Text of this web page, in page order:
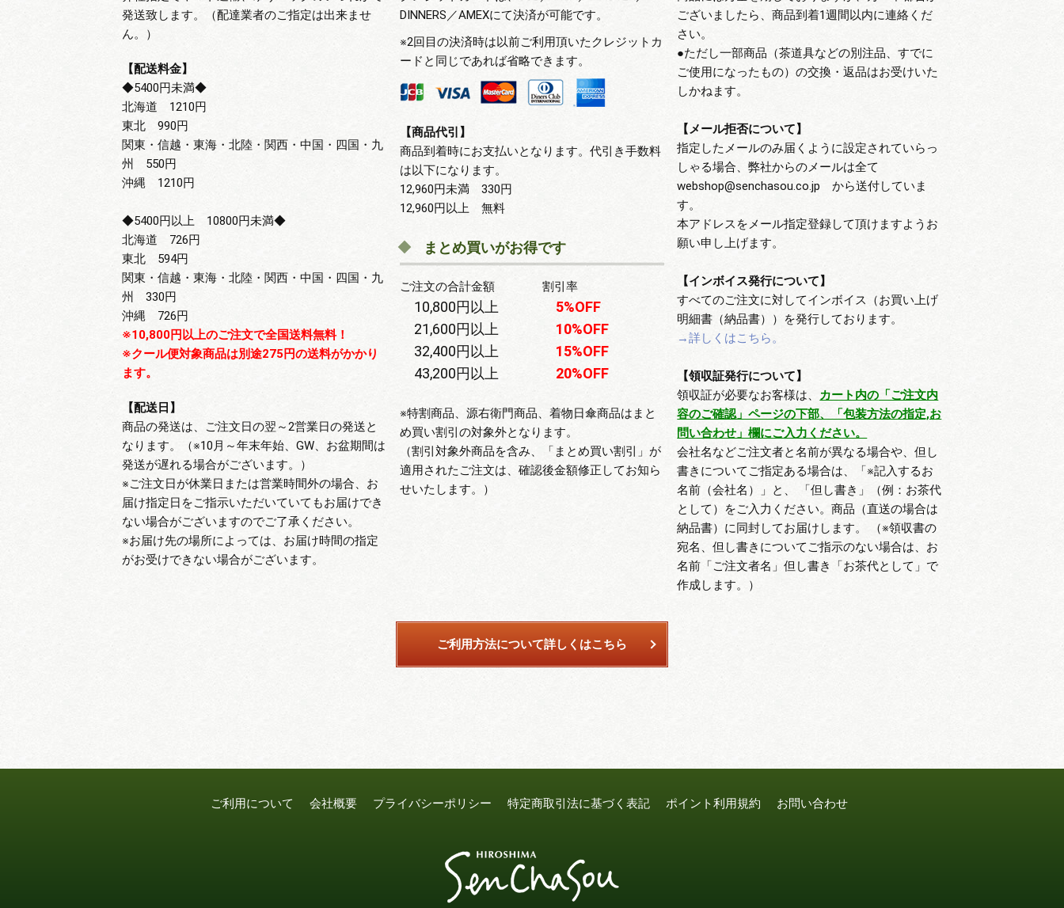
発送致します。（配達業者のご指定は出来ませ
ん。）
【配送料金】
◆5400円未満◆
北海道 1210円
東北 990円
関東・信越・東海・北陸・関西・中国・四国・九
州 550円
沖縄 1210円
◆5400円以上 10800円未満◆
北海道 726円
東北 594円
関東・信越・東海・北陸・関西・中国・四国・九
州 330円
沖縄 726円
※10,800円以上のご注文で全国送料無料！
※クール便対象商品は別途275円の送料がかかり
ます。
【配送日】
商品の発送は、ご注文日の翌～2営業日の発送と
なります。（※10月～年末年始、GW、お盆期間は
発送が遅れる場合がございます。）
※ご注文日が休業日または営業時間外の場合、お
届け指定日をご指示いただいていてもお届けでき
ない場合がございますのでご了承ください。
※お届け先の場所によっては、お届け時間の指定
がお受けできない場合がございます。
DINNERS／AMEXにて決済が可能です。
※2回目の決済時は以前ご利用頂いたクレジットカ
ードと同じであれば省略できます。
【商品代引】
商品到着時にお支払いとなります。代引き手数料
は以下になります。
12,960円未満 330円
12,960円以上 無料
まとめ買いがお得です
ご注文の合計金額 割引率
10,800円以上 5%OFF
21,600円以上 10%OFF
32,400円以上 15%OFF
43,200円以上 20%OFF
※特割商品、源右衛門商品、着物日傘商品はまと
め買い割引の対象外となります。
（割引対象外商品を含み、「まとめ買い割引」が
適用されたご注文は、確認後金額修正してお知ら
せいたします。）
ございましたら、商品到着1週間以内に連絡くだ
さい。
●ただし一部商品（茶道具などの別注品、すでに
ご使用になったもの）の交換・返品はお受けいた
しかねます。
【メール拒否について】
指定したメールのみ届くように設定されていらっ
しゃる場合、弊社からのメールは全て
webshop@senchasou.co.jp から送付していま
す。
本アドレスをメール指定登録して頂けますようお
願い申し上げます。
【インボイス発行について】
すべてのご注文に対してインボイス（お買い上げ
明細書（納品書））を発行しております。
→詳しくはこちら。
【領収証発行について】
領収証が必要なお客様は、 カート内の「ご注文内
容のご確認」ページの下部、「包装方法の指定,お
問い合わせ」欄にご入力ください。
会社名などご注文者と名前が異なる場合や、但し
書きについてご指定ある場合は、「※記入するお
名前（会社名）」と、 「但し書き」（例：お茶代
として）をご入力ください。商品（直送の場合は
納品書）に同封してお届けします。 （※領収書の
宛名、但し書きについてご指示のない場合は、お
名前「ご注文者名」但し書き「お茶代として」で
作成します。）
ご利用方法について詳しくはこちら
ご利用について 会社概要 プライバシーポリシー 特定商取引法に基づく表記 ポイント利用規約 お問い合わせ